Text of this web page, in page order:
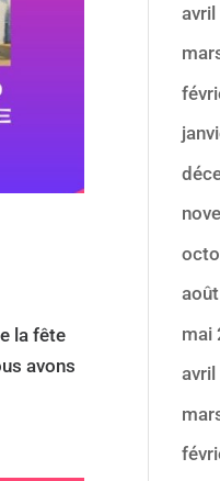
la fête
avons
mai